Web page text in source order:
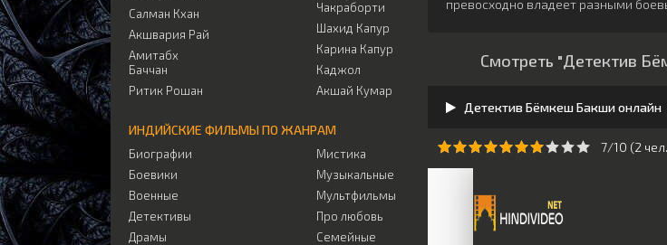
превосходно владеет разными
Смотреть "Детектив
Детектив Бёмкеш Бакши онлайн
7/10 (2
Салман Кхан
Акшвария Рай
Амитабх
Баччан
Ритик Рошан
Чакраборти
Шахид Капур
Карина Капур
Каджол
Акшай Кумар
ИНДИЙСКИЕ ФИЛЬМЫ ПО ЖАНРАМ
Биографии
Боевики
Военные
Детективы
Драмы
Мистика
Музыкальные
Мультфильмы
Про любовь
Семейные